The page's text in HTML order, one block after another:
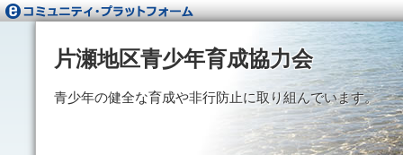
片瀬地区青少年育成協力会
青少年の健全な育成や非行防止に取り組んでいます。